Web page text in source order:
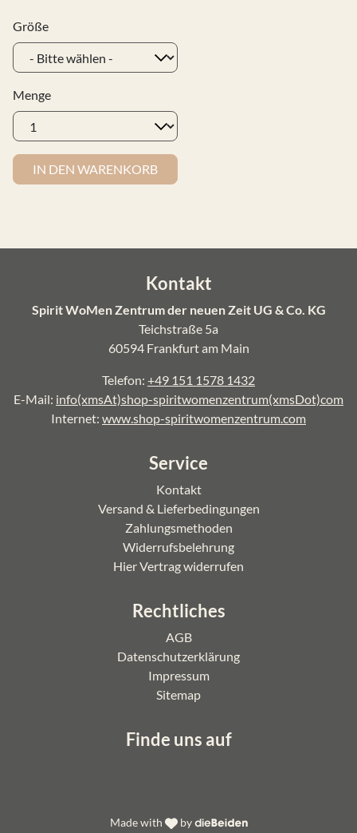
Größe
Menge
IN DEN WARENKORB
Kontakt
Spirit WoMen Zentrum der neuen Zeit UG & Co. KG
Teichstraße 5a
60594 Frankfurt am Main
Telefon: +49 151 1578 1432
E-Mail: info(xmsAt)shop-spiritwomenzentrum(xmsDot)com
Internet: www.shop-spiritwomenzentrum.com
Service
Kontakt
Versand & Lieferbedingungen
Zahlungsmethoden
Widerrufsbelehrung
Hier Vertrag widerrufen
Rechtliches
AGB
Datenschutzerklärung
Impressum
Sitemap
Finde uns auf
Made with by